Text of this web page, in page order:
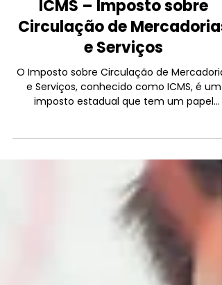
ADS BR
ICMS – Imposto sobre
Circulação de Mercadorias
e Serviços
O Imposto sobre Circulação de
brasileiros. Instituído pela Constituição de
1988 e regulamentado pela Lei
Complementar nº 87/1996, o ICMS incide
sobre a circulação de mercadorias,
prestação de serviços de transporte
interestadual e intermunicipal, e sobre
serviços de comunicação. O que é o ICMS
ICMS é um imposto indireto, ou seja, é
repassado ao consumid